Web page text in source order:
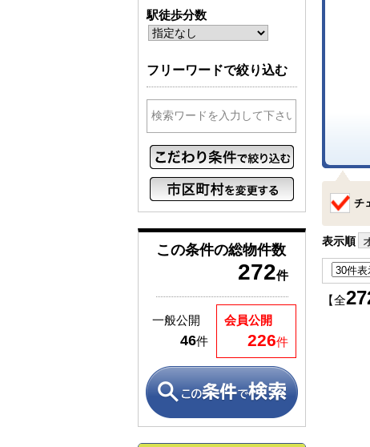
チ
表示順
【全
駅徒歩分数
フリーワードで絞り込む
この条件の総物件数
272件
会員公開
226件
一般公開
46件